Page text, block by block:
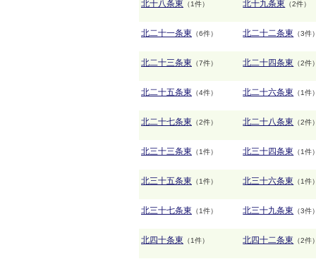
北十八条東 （1件） 北十九条東 （2件）
北二十一条東 （6件） 北二十二条東 （3件）
北二十三条東 （7件） 北二十四条東 （2件）
北二十五条東 （4件） 北二十六条東 （1件）
北二十七条東 （2件） 北二十八条東 （2件）
北三十三条東 （1件） 北三十四条東 （1件）
北三十五条東 （1件） 北三十六条東 （1件）
北三十七条東 （1件） 北三十九条東 （3件）
北四十条東 （1件） 北四十二条東 （2件）